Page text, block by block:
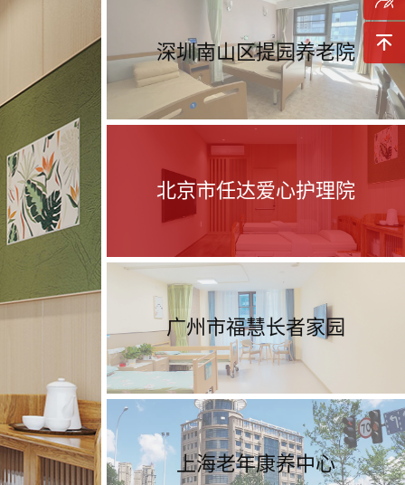
深圳南山区提园养老院
北京市任达爱心护理院
广州市福慧长者家园
上海老年康养中心
预约参
观
返回顶
部